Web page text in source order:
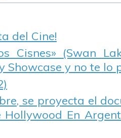
del Cine!
Cisnes» (Swan
Showcase y no te lo
se proyecta el
Hollywood En